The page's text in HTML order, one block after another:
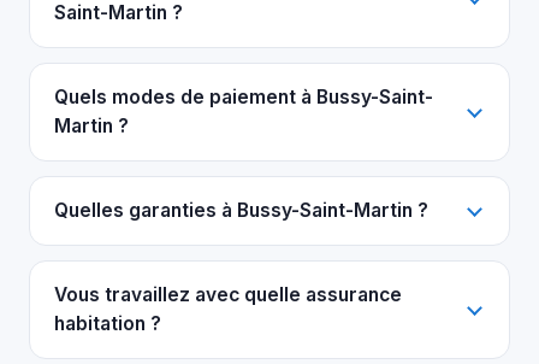
Saint-Martin ?
Quels modes de paiement à Bussy-Saint-
Martin ?
Quelles garanties à Bussy-Saint-Martin ?
Vous travaillez avec quelle assurance
habitation ?